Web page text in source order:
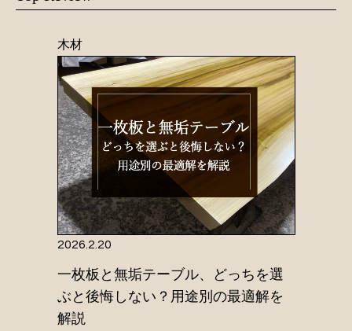
木材
2026.2.20
一枚板と無垢テーブル、どっちを選
ぶと後悔しない？用途別の最適解を
解説